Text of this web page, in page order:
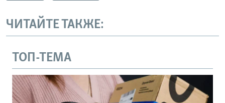
ЧИТАЙТЕ ТАКЖЕ:
ТОП-ТЕМА